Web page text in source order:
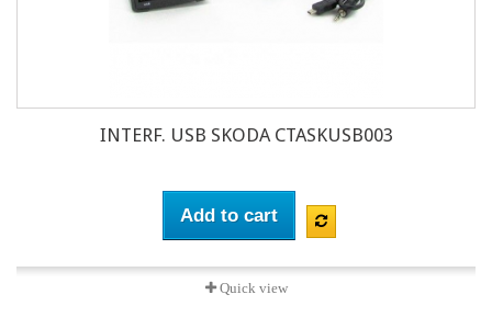
INTERF. USB SKODA CTASKUSB003
Add to cart
Quick view